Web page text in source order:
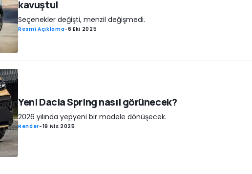
kavuştu!
Seçenekler değişti, menzil değişmedi.
Resmi Açıklama-6 Eki 2025
Yeni Dacia Spring nasıl görünecek?
2026 yılında yepyeni bir modele dönüşecek.
Render-19 Nis 2025